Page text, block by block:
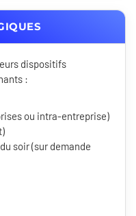
dispositifs
:
ou intra-entreprise)
soir (sur demande